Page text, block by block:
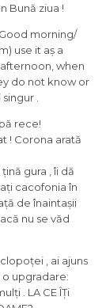
Bună ziua !
morning/
use it aș a
when
do not know or
.
rece!
! Corona arată
gura , îi dă
cacofonia în
de înaintașii
nu se văd
, ai ajuns
upgradare:
. LA CE ÎȚi